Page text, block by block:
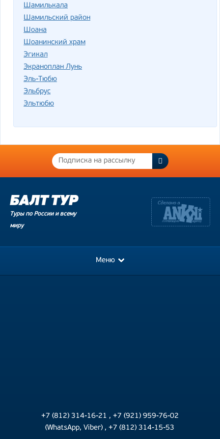
Шамилькала
Шамильский район
Шоана
Шоанинский храм
Эгикал
Экраноплан Лунь
Эль-Тюбю
Эльбрус
Эльтюбю
Туры по России и всему
миру
Меню
+7 (812) 314-16-21 , +7 (921) 959-76-02
(WhatsApp, Viber) ,+7 (812) 314-15-53